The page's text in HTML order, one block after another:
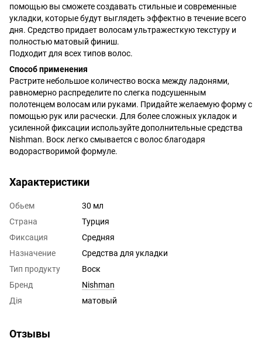
помощью вы сможете создавать стильные и современные
укладки, которые будут выглядеть эффектно в течение всего
дня. Средство придает волосам ультражесткую текстуру и
полностью матовый финиш.
Подходит для всех типов волос.
Способ применения
Растрите небольшое количество воска между ладонями,
равномерно распределите по слегка подсушенным
полотенцем волосам или руками. Придайте желаемую форму с
помощью рук или расчески. Для более сложных укладок и
усиленной фиксации используйте дополнительные средства
Nishman. Воск легко смывается с волос благодаря
водорастворимой формуле.
Характеристики
Обьем
30 мл
Страна
Турция
Фиксация
Средняя
Назначение
Средства для укладки
Тип продукту
Воск
Бренд
Nishman
Дія
матовый
Отзывы